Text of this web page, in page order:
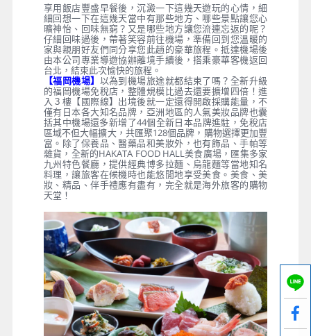
享用飯店豐盛早餐後，沉澱一下這幾天遊玩的心情，細
細回想一下在這幾天當中有那些地方、哪些景點讓您心
曠神怡、回味無窮？又是哪些地方讓您流連忘返的呢？
仔細回味過後，帶著笑容前往機場，準備回到您溫暖的
家與親朋好友們同分享您此趟的豪華旅程。抵達機場後
由本公司專業導遊協辦離境手續後，搭乘豪華客機返回
台北，結束此次愉快的旅程。
【福岡機場】 以為到機場旅途就都結束了嗎？全新升級
的福岡機場免稅店，整體規模比過去還要擴增四倍！進
入３樓【國際線】出境後就一定還得開啟採購能量，不
僅有日本各大知名品牌，亞洲地區的人氣美妝品牌也囊
括其中機場還多新增了44個全新日本品牌進駐，免稅店
區域不但大幅擴大，共匯聚128個品牌，購物選擇更加豐
富。除了保養品、醫藥品和美妝外，也有飾品、手帕等
雜貨，全新的HAKATA FOOD HALL美食廣場，匯集多家
九州特色餐廳，提供經典博多拉麵、烏龍麵等當地知名
料理，讓旅客在候機時也能悠閒地享受美食。美食、美
妝、精品、伴手禮應有盡有，完全就是海外旅客的購物
天堂！